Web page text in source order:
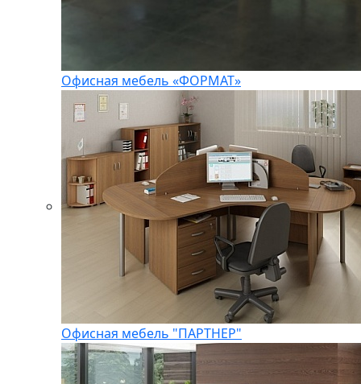
Офисная мебель «ФОРМАТ»
Офисная мебель "ПАРТНЕР"